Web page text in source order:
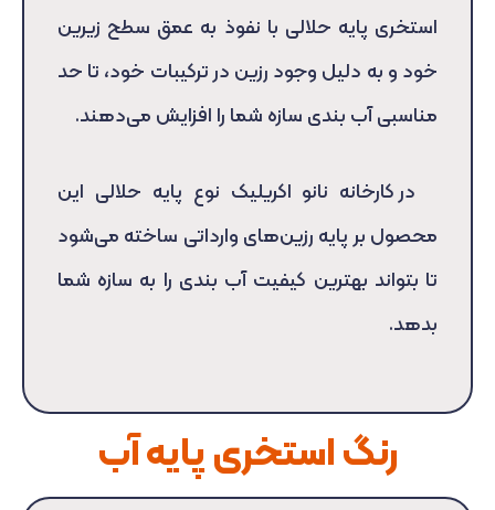
استخری پایه حلالی با نفوذ به عمق سطح زیرین
خود و به دلیل وجود رزین در ترکیبات خود، تا حد
مناسبی آب بندی سازه شما را افزایش می‌دهند.
در کارخانه نانو اکریلیک نوع پایه حلالی این
محصول بر پایه رزین‌های وارداتی ساخته می‌شود
تا بتواند بهترین کیفیت آب بندی را به سازه شما
بدهد.
رنگ استخری پایه آب